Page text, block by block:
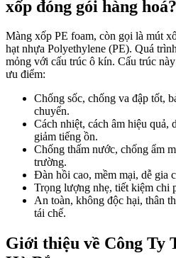
xốp đóng gói hàng hoá?
Màng xốp PE foam, còn gọi là mút
hạt nhựa Polyethylene (PE). Quá
mỏng với cấu trúc ô kín. Cấu trúc
ưu điểm:
Chống sốc, chống va đập tốt,
chuyển.
Cách nhiệt, cách âm hiệu quả,
giảm tiếng ồn.
Chống thấm nước, chống ẩm
trường.
Đàn hồi cao, mềm mại, dễ gia
Trọng lượng nhẹ, tiết kiệm chi
An toàn, không độc hại, thân
tái chế.
Giới thiệu về Công Ty